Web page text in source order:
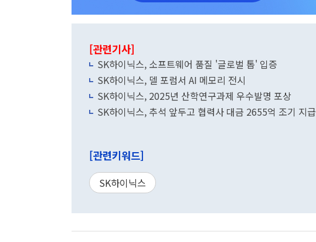
[관련기사]
SK하이닉스, 소프트웨어 품질 '글로벌 톱' 입증
SK하이닉스, 델 포럼서 AI 메모리 전시
SK하이닉스, 2025년 산학연구과제 우수발명 포상
SK하이닉스, 추석 앞두고 협력사 대금 2655억 조기 지급
[관련키워드]
SK하이닉스